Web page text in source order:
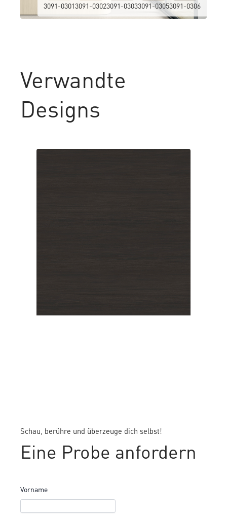
3091-03013091-03023091-03033091-03053091-0306
Verwandte
Designs
Schau, berühre und überzeuge dich selbst!
Eine Probe anfordern
Vorname